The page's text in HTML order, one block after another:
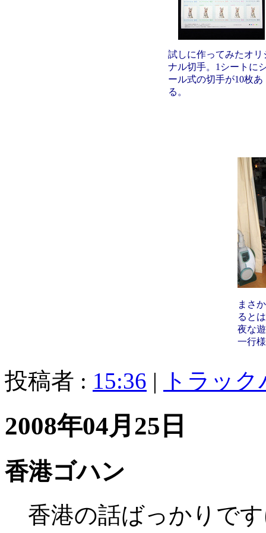
試しに作ってみたオリ
ナル切手。1シートに
ール式の切手が10枚あ
る。
まさ
ると
夜な
一行
投稿者 : 15:36 | トラッ
2008年04月25日
香港ゴハン
香港の話ばっかりで